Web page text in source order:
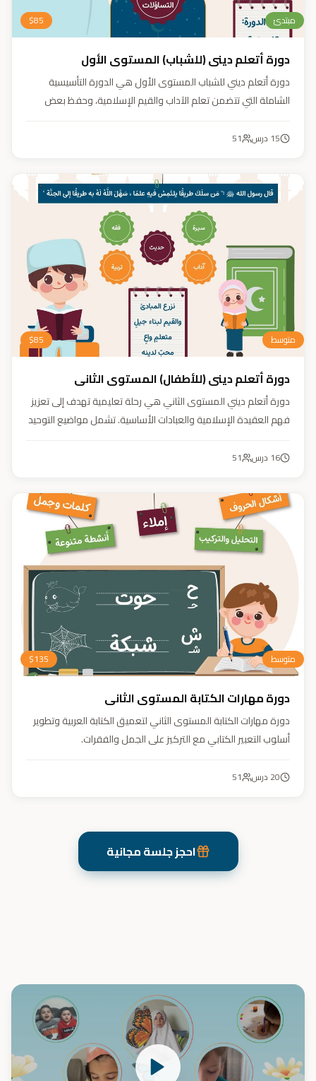
مبتدئ $85
دورة أتعلم ديني (للشباب) المستوى الأول
دورة أتعلم ديني للشباب المستوى الأول هي الدورة التأسيسية
الشاملة التي تتضمن تعلم الآداب والقيم الإسلامية، وحفظ بعض
السيرة النبوية (فقه، عقيدة، سيرة).
15 درس 51
متوسط $85
دورة أتعلم ديني (للأطفال) المستوى الثاني
دورة أتعلم ديني المستوى الثاني هي رحلة تعليمية تهدف إلى تعزيز
فهم العقيدة الإسلامية والعبادات الأساسية. تشمل مواضيع التوحيد
وتربية أبنائنا تربية إيمانية وأخلاقية وعلمية ونفسية واجتماعية.
16 درس 51
متوسط $135
دورة مهارات الكتابة المستوى الثاني
دورة مهارات الكتابة المستوى الثاني لتعميق الكتابة العربية وتطوير
أسلوب التعبير الكتابي مع التركيز على الجمل والفقرات.
20 درس 51
احجز جلسة مجانية